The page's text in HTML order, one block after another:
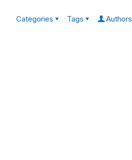
Categories Tags Authors